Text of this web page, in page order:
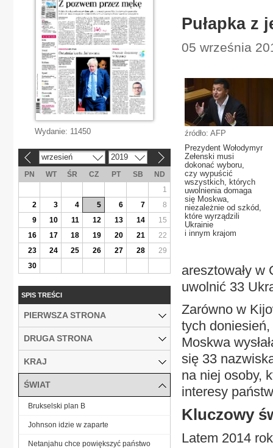
Pułapka z
05 września
źródło: AFP
Prezydent Wołodymyr
Zełenski musi
dokonać wyboru,
czy wypuścić
wszystkich, których
uwolnienia domaga
się Moskwa,
niezależnie od szkód,
które wyrządzili
Ukrainie
i innym krajom
aresztowały w
uwolnić 33
Zarówno w
tych
Moskwa
się 33
na niej osoby,
interesy
Kluczowy
Latem 2014
Wydanie: 11450
wrzesień 2019
PN WT ŚR CZ PT SB
ND
1
2
3 4 5 6 7
8
9
10 11 12 13 14
15
16
17 18 19 20 21
22
23
24 25 26 27 28
29
30
SPIS TREŚCI
PIERWSZA STRONA
DRUGA STRONA
KRAJ
ŚWIAT
Brukselski plan B
Johnson idzie w zaparte
Netanjahu chce powiększyć państwo